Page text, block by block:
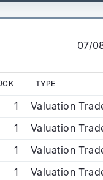
07/
TYPE
1
Valuation
1
Valuation
1
Valuation
1
Valuation